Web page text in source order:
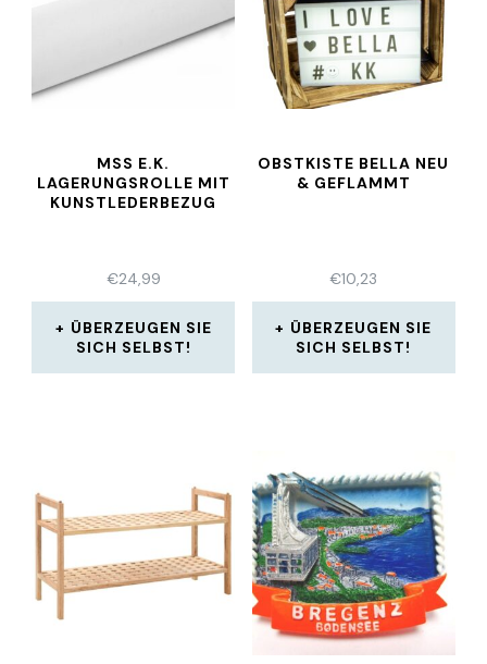
MSS E.K.
LAGERUNGSROLLE MIT
KUNSTLEDERBEZUG
€24,99
ÜBERZEUGEN SIE
SICH SELBST!
OBSTKISTE BELLA NEU
& GEFLAMMT
€10,23
ÜBERZEUGEN SIE
SICH SELBST!